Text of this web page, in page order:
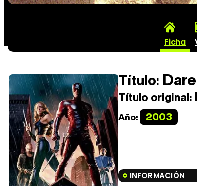
Ficha
Título:
Título original:
Año: 2003
INFORMACIÓN